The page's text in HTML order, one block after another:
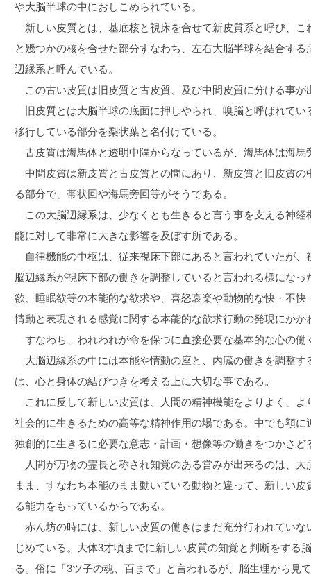
や大脳半球の中におしこめられている。
新しい皮質とは、基底核と視床を合せて新皮質系と呼び、こ
と幾つかの核を合せた部分すなわち、左右大脳半球を結合す
辺縁系と呼んでいる。
この古い皮質は旧皮質と古皮質、及び中間皮質に分ける事が
旧皮質とは大脳半球の底面に押しやられ、嗅脳と呼ばれてい
移行している部分を梨状葉と名付けている。
古皮質は海馬体と透明中隔からなっているが、海馬体は海馬
中間皮質は新皮質と古皮質との間にあり、新皮質と旧皮質の
る部分で、帯状回や海馬旁回等がそうである。
この大脳辺縁系は、少なくとも生きると言う事を支える神経
能に対して非常に大きな影響を及ぼす所である。
自律機能の中枢は、従来視床下部にあると言われていたが、
脳辺縁系が視床下部の働きを調整していると言われる様にな
欲、睡眠欲等の本能的な欲求や、喜怒哀楽や動物的な快・不
情動と表現される感覚に関する本能的な欲求行動の発現にか
すなわち、われわれが命を保つに直接必要な基本的な心の働
大脳辺縁系の中には本能や情動の座と、内臓の働きを調整す
は、心と身体の結びつきを考える上に大切な事である。
これに反して新しい皮質は、人間の精神機能をよりよく、よ
社会的に生きるための高等な精神作用の場である。中でも額
独創的に生きるに必要な意志・計画・想像等の働きをつかさど
人間が万物の霊長と称され知覚のある営みが出来るのは、大
まま、すなわち本能のまま動いている動物と違って、新しい
る能力をもっているからである。
赤ん坊の時には、新しい皮質の働きはまだ充分行われていな
じめている。大体3才頃までに新しい皮質の知覚と判断をする
る。俗に「3ツ子の魂、百まで」と言われるが、脳生理から見